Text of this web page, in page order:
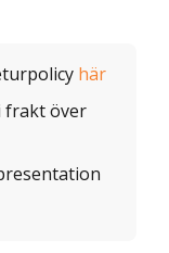
här
frakt över